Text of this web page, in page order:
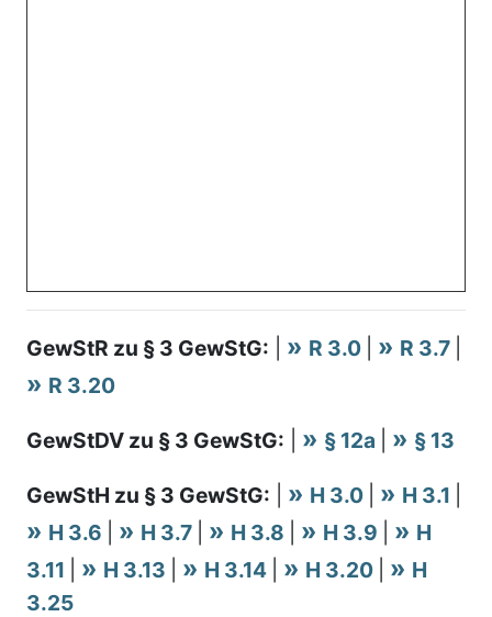
GewStR zu § 3 GewStG: R 3.0 R 3.7
R 3.20
GewStDV zu § 3 GewStG: § 12a § 13
GewStH zu § 3 GewStG: H 3.0 H 3.1
H 3.6
H 3.7 H 3.8 H 3.9
H
3.11
H 3.13 H 3.14 H 3.20
H
3.25